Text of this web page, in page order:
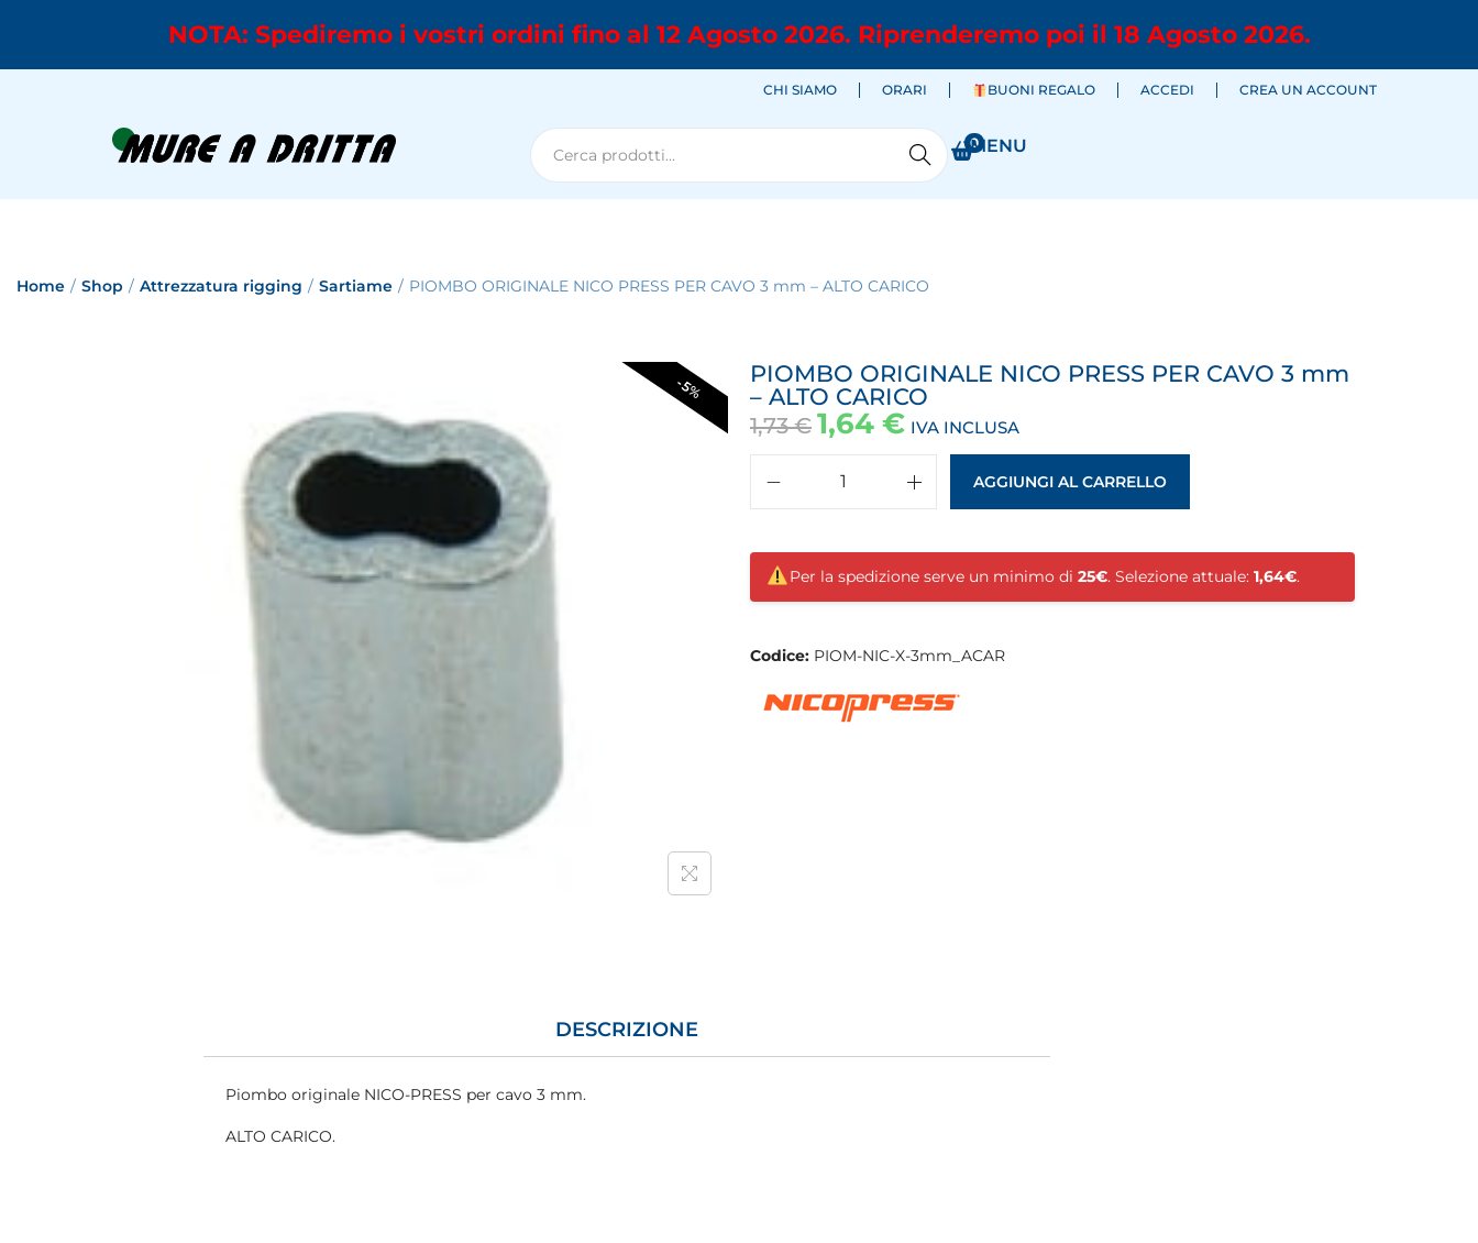
NOTA: Spediremo i vostri ordini fino al 12 Agosto 2026. Riprenderemo poi il 18 Agosto 2026.
CHI SIAMO ORARI BUONI REGALO ACCEDI CREA UN ACCOUNT
Cerca
0
MENU
Home / Shop / Attrezzatura rigging / Sartiame / PIOMBO ORIGINALE NICO PRESS PER CAVO 3 mm – ALTO CARICO
-5%
PIOMBO ORIGINALE NICO PRESS PER CAVO 3 mm
– ALTO CARICO
1,73€ 1,64 € IVA INCLUSA
AGGIUNGI AL CARRELLO
Per la spedizione serve un minimo di 25€. Selezione attuale: 1,64€.
Codice: PIOM-NIC-X-3mm_ACAR
DESCRIZIONE
Piombo originale NICO-PRESS per cavo 3 mm.
ALTO CARICO.